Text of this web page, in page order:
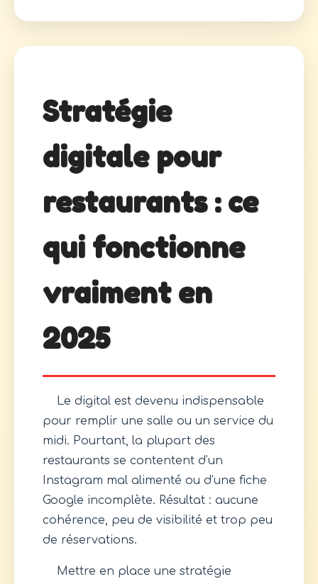
Stratégie
digitale pour
restaurants : ce
qui fonctionne
vraiment en
2025
Le digital est devenu indispensable
pour remplir une salle ou un service du
midi. Pourtant, la plupart des
restaurants se contentent d’un
Instagram mal alimenté ou d’une fiche
Google incomplète. Résultat : aucune
cohérence, peu de visibilité et trop peu
de réservations.
Mettre en place une stratégie